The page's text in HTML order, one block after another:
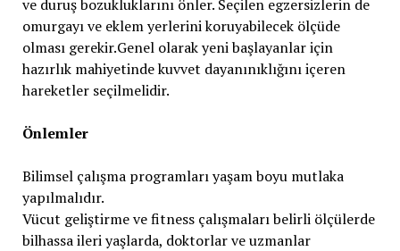
ve duruş bozukluklarını önler. Seçilen egzersizlerin de
omurgayı ve eklem yerlerini koruyabilecek ölçüde
olması gerekir.Genel olarak yeni başlayanlar için
hazırlık mahiyetinde kuvvet dayanınıklığını içeren
hareketler seçilmelidir.
Önlemler
Bilimsel çalışma programları yaşam boyu mutlaka
yapılmalıdır.
Vücut geliştirme ve fitness çalışmaları belirli ölçülerde
bilhassa ileri yaşlarda, doktorlar ve uzmanlar